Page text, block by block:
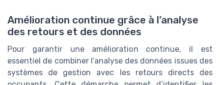
Amélioration continue grâce à l’analyse
des retours et des données
Pour garantir une amélioration continue, il est
essentiel de combiner l’analyse des données issues des
systèmes de gestion avec les retours directs des